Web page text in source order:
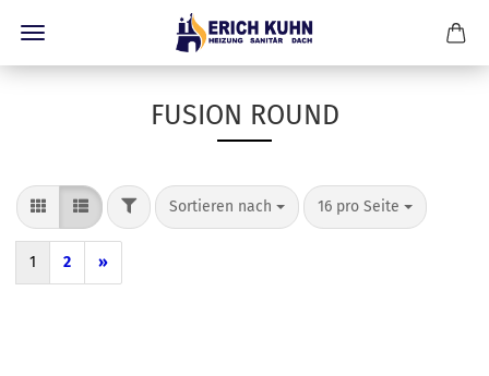
FUSION ROUND
FILTERSortieren nach
Sortieren nach 16 pro Seite
pro Seite
1 2 »